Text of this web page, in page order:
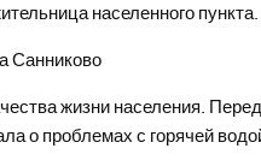
населенного пункта.
жизни населения.
о проблемах с горячей